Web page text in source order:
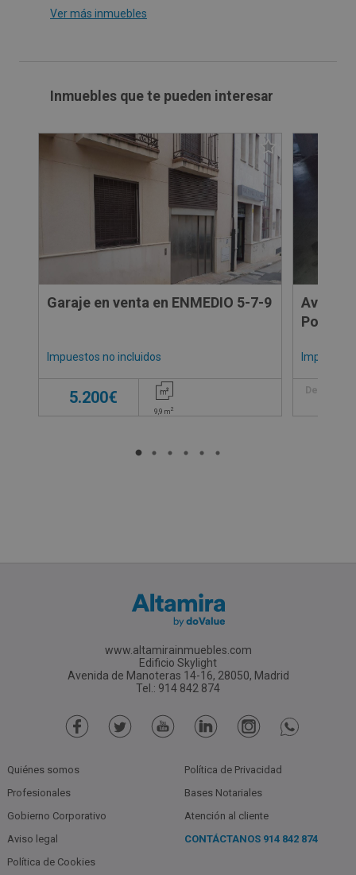
Ver más inmuebles
Inmuebles que te pueden interesar
Garaje en venta en ENMEDIO 5-7-9
Impuestos no incluidos
5.200€
9,9m2
Avenida
Desde
www.altamirainmuebles.com
Edificio Skylight
Avenida de Manoteras 14-16, 28050, Madrid
Tel.: 914 842 874
Quiénes somos
Profesionales
Gobierno Corporativo
Aviso legal
Política de Cookies
Política de Privacidad
Bases Notariales
Atención al cliente
CONTÁCTANOS 914 842 874